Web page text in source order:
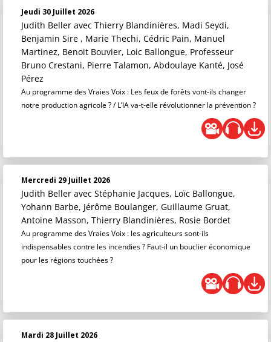
Jeudi 30 Juillet 2026
Judith Beller avec Thierry Blandinières, Madi Seydi,
Benjamin Sire , Marie Thechi, Cédric Pain, Manuel
Martinez, Benoit Bouvier, Loic Ballongue, Professeur
Bruno Crestani, Pierre Talamon, Abdoulaye Kanté, José
Pérez
Au programme des Vraies Voix : Les feux de forêts vont-ils changer
notre production agricole ? / L’IA va-t-elle révolutionner la prévention ?
Mercredi 29 Juillet 2026
Judith Beller avec Stéphanie Jacques, Loïc Ballongue,
Yohann Barbe, Jérôme Boulanger, Guillaume Gruat,
Antoine Masson, Thierry Blandinières, Rosie Bordet
Au programme des Vraies Voix : les agriculteurs sont-ils
indispensables contre les incendies ? Faut-il un bouclier économique
pour les régions touchées ?
Mardi 28 Juillet 2026